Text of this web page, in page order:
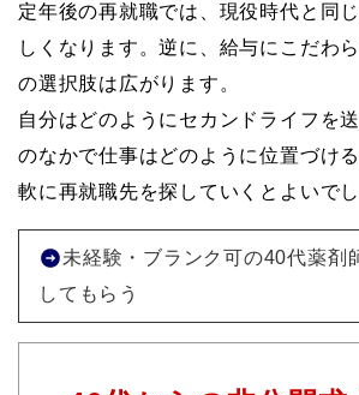
定年後の再就職では、現役時代と同
しくなります。逆に、給与にこだわ
の選択肢は広がります。
自分はどのようにセカンドライフを
のなかで仕事はどのように位置づけ
軟に再就職先を探していくとよいでし
未経験・ブランク可の40代薬剤
してもらう